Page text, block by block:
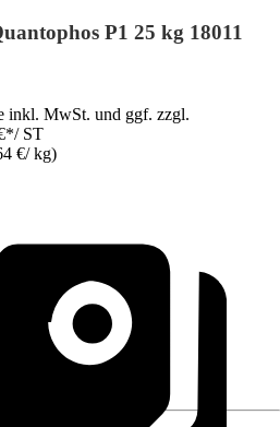
P1 25 kg 18011
inkl. MwSt. und ggf. zzgl.
*/ ST
€/ kg)